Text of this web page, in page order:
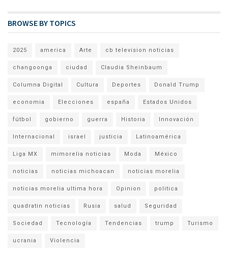
BROWSE BY TOPICS
2025 america Arte cb television noticias
changoonga ciudad Claudia Sheinbaum
Columna Digital Cultura Deportes Donald Trump
economia Elecciones españa Estados Unidos
fútbol gobierno guerra Historia Innovación
Internacional israel justicia Latinoamérica
Liga MX mimorelia noticias Moda México
noticias noticias michoacan noticias morelia
noticias morelia ultima hora Opinion politica
quadratin noticias Rusia salud Seguridad
Sociedad Tecnología Tendencias trump Turismo
ucrania Violencia